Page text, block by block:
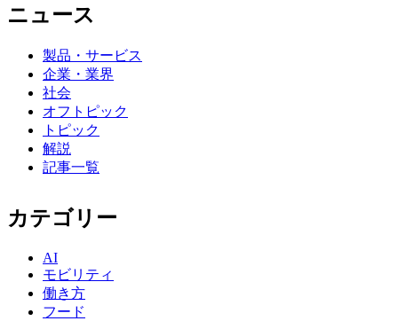
ニュース
製品・サービス
企業・業界
社会
オフトピック
トピック
解説
記事一覧
カテゴリー
AI
モビリティ
働き方
フード